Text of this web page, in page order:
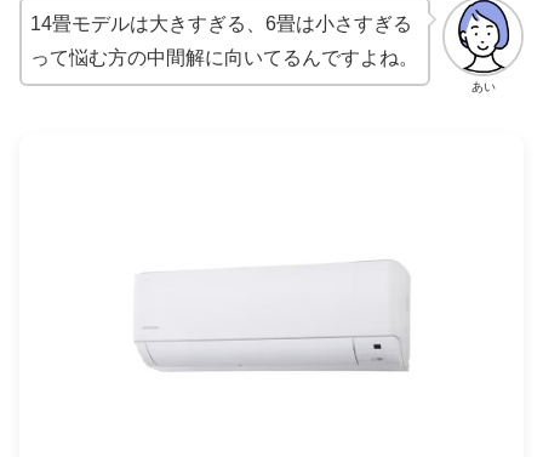
あい
14畳モデルは大きすぎる、6畳は小さすぎる
って悩む方の中間解に向いてるんですよね。